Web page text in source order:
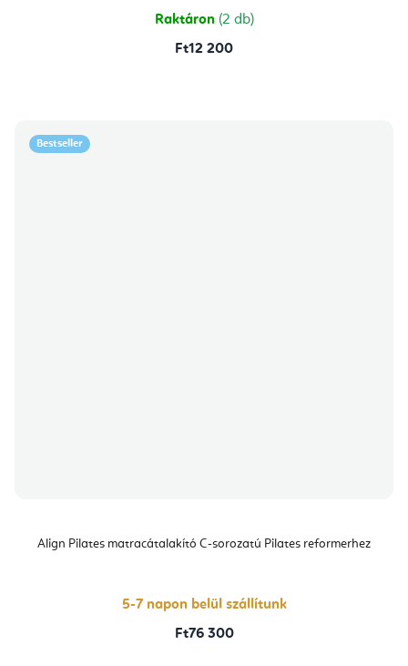
Raktáron (2 db)
Ft12 200
Bestseller
Align Pilates matracátalakító C-sorozatú Pilates reformerhez
5-7 napon belül szállítunk
Ft76 300